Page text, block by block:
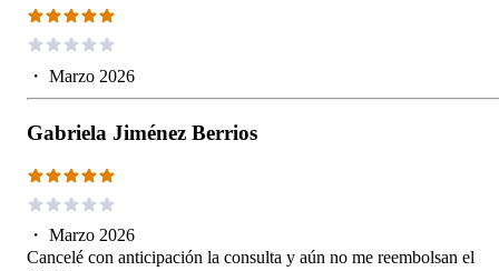
・ Marzo 2026
Gabriela Jiménez Berrios
・ Marzo 2026
Cancelé con anticipación la consulta y aún no me reembolsan el